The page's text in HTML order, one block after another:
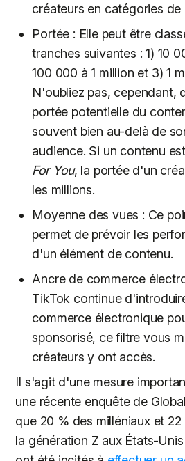
créateurs en catégories de
Portée : Elle peut être
tranches suivantes : 1) 10
100 000 à 1 million et 3) 1
N'oubliez pas, cependant,
portée potentielle du
souvent bien au-delà de
audience. Si un contenu
For You, la portée d'un
les millions.
Moyenne des vues : Ce
permet de prévoir les
d'un élément de contenu.
Ancre de commerce
TikTok continue
commerce électronique
sponsorisé, ce filtre vous
créateurs y ont accès.
Il s'agit d'une mesure
une récente enquête de
que 20 % des milléniaux et
la génération Z aux États-